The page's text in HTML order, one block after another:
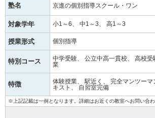
塾名 京進の個別指導スクール・ワン
対象学年 小1～6 中1～3 高1～3
授業形式 個別指導
特別コース 中学受験 公立中高一貫校 高校受
業
特徴 体験授業 駅近く 完全マンツーマ
キスト
自習室完備
※上記記載は一例となります。詳細はお近くの教室へお問い合わ